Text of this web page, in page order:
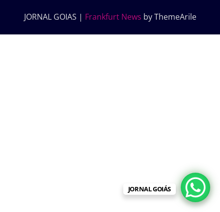
JORNAL GOIAS | Frankfurt News by ThemeArile
JORNAL GOIÁS